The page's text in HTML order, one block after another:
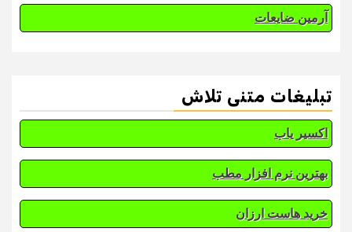
آرمین ضایعات
تبلیغات متنی تلاش
اکسیر یاب
بهترین نرم افزار مطب
خرید هاست ارزان